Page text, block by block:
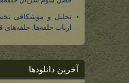
تحلیل و موشکافی
ارباب حلقه‌ها: حلقه‌های
آخرین دانلودها